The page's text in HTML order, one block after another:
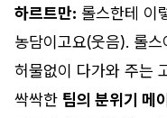
하르트만: 롤스한테 이
농담이고요(웃음). 롤
허물없이 다가와 주는
싹싹한 팀의 분위기 메